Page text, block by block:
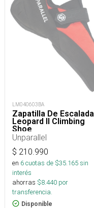
LM040603BA
Zapatilla De Escalada
Leopard II Climbing
Shoe
Unparallel
$ 210.990
en 6cuotas de $35.165sin
interés
ahorras $8.440 por
transferencia.
Disponible